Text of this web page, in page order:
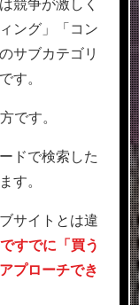
競争が激しく
ング」「コン
サブカテゴリ
す。
です。
ドで検索した
す。
サイトとは違
すでに「買う
プローチでき